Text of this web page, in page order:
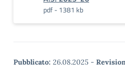
pdf - 1381 kb
Pubblicato: 26.08.2025 -